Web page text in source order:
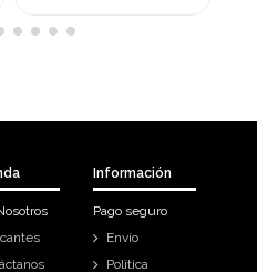
Información
Pago seguro
Envío
Política